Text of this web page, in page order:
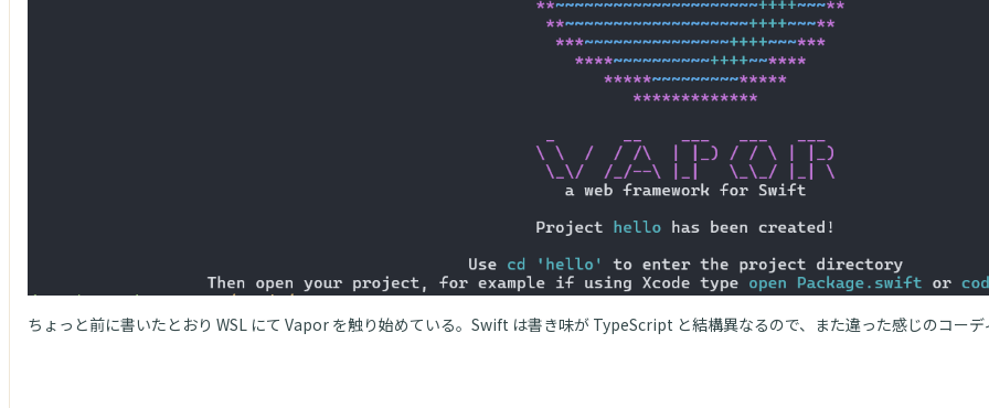
ちょっと前に書いたとおり WSL にて Vapor を触り始めている。Swift は書き味が TypeScript と結構異なるので、また違った感じのコーデ